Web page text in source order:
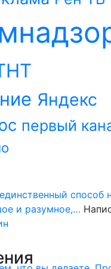
Яндекс
первый
способ
и разумное,…